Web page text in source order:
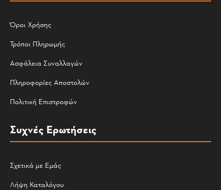
Όροι Χρήσης
Τρόποι Πληρωμής
Ασφάλεια Συναλλαγών
Πληροφορίες Αποστολών
Πολιτική Επιστροφών
Συχνές Ερωτήσεις
Σχετικά με Εμάς
Λήψη Καταλόγου